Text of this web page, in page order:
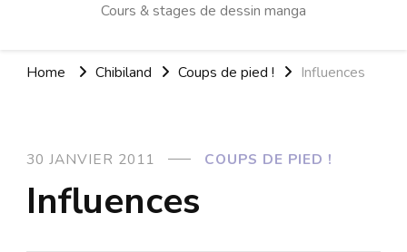
Cours & stages de dessin manga
Home Chibiland Coups de pied ! Influences
30 JANVIER 2011 COUPS DE PIED !
Influences